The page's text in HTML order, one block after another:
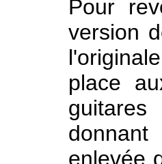
Pour
version
place
donnant
enlevée